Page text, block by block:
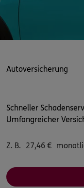
Autoversicherung
Schneller
Umfangreicher
Z. B. 27,46 €